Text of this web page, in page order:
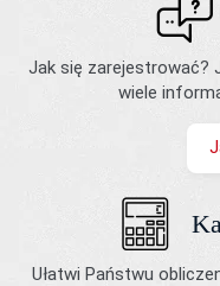
Jak się zarejestrować?
wiele
Ułatwi Państwu